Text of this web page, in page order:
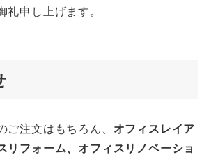
礼申し上げます。
ご注文はもちろん、 オフィスレイア
リフォーム、オフィスリノベーショ